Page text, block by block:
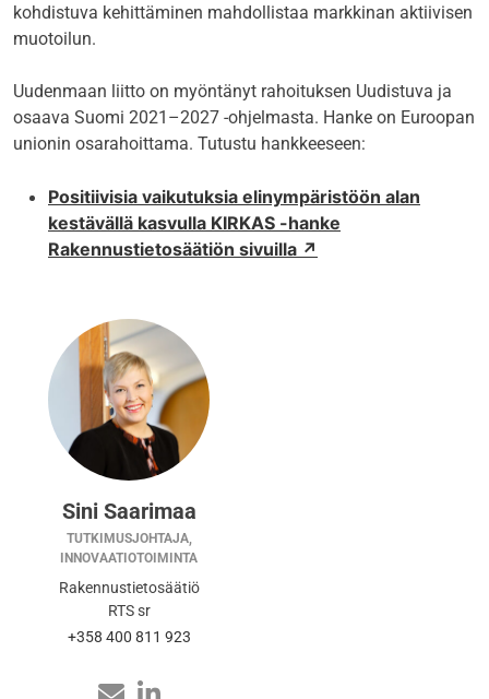
kohdistuva kehittäminen mahdollistaa markkinan aktiivisen
muotoilun.
Uudenmaan liitto on myöntänyt rahoituksen Uudistuva ja
osaava Suomi 2021–2027 -ohjelmasta. Hanke on Euroopan
unionin osarahoittama. Tutustu hankkeeseen:
Positiivisia vaikutuksia elinympäristöön alan
kestävällä kasvulla KIRKAS -hanke
Rakennustietosäätiön sivuilla ↗︎
Sini Saarimaa
TUTKIMUSJOHTAJA,
INNOVAATIOTOIMINTA
Rakennustietosäätiö
RTS sr
+358 400 811 923